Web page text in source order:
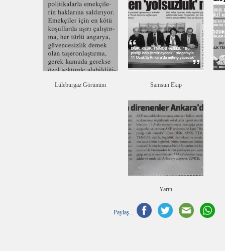
Lüleburgaz Görünüm Samsun Ekip
Yarın
Paylaş...